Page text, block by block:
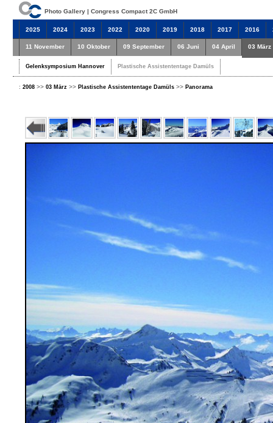
Photo Gallery | Congress Compact 2C GmbH
2025 2024 2023 2022 2020 2019 2018 2017 2016
11 November 10 Oktober 09 September 06 Juni 04 April 03 März
Gelenksymposium Hannover Plastische Assistententage Damüls
: 2008 >> 03 März >> Plastische Assistententage Damüls >> Panorama